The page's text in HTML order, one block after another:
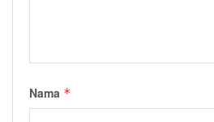
Nama *